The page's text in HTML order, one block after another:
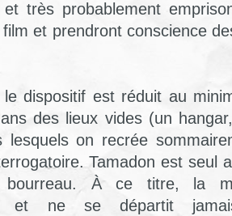
très probablement
et prendront conscience
le dispositif est réduit au
des lieux vides (un
lesquels on recrée
Tamadon est seul
À ce titre, la
et ne se départit